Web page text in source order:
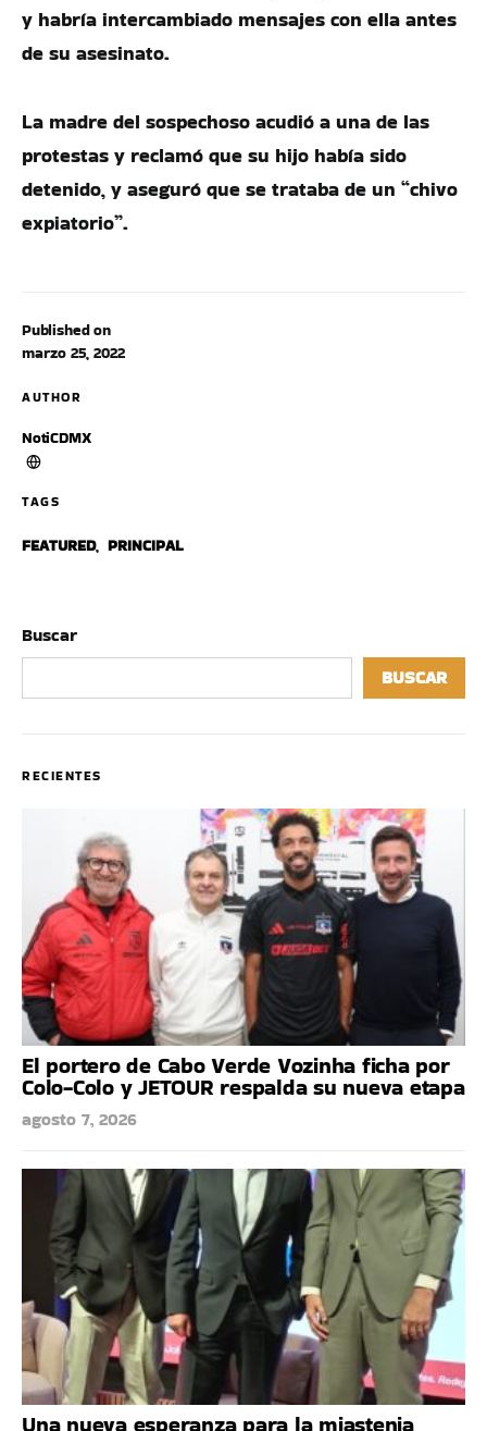
Published on
marzo 25, 2022
AUTHOR
NotiCDMX
TAGS
FEATURED, PRINCIPAL
y habría intercambiado mensajes con ella antes
de su asesinato.
La madre del sospechoso acudió a una de las
protestas y reclamó que su hijo había sido
detenido, y aseguró que se trataba de un “chivo
expiatorio”.
Buscar
BUSCAR
RECIENTES
El portero de Cabo Verde Vozinha ficha por
Colo-Colo y JETOUR respalda su nueva etapa
agosto 7, 2026
Una nueva esperanza para la miastenia